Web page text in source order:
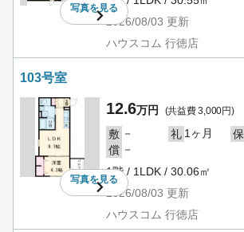
写真を見る
2026/08/03 更新
ハウスコム 行徳店
103号室
写真を見る
12.6万円 (共益費 3,000円)
敷 － 礼 1ヶ月 保
償 －
1階 / 1LDK / 30.06㎡
2026/08/03 更新
ハウスコム 行徳店